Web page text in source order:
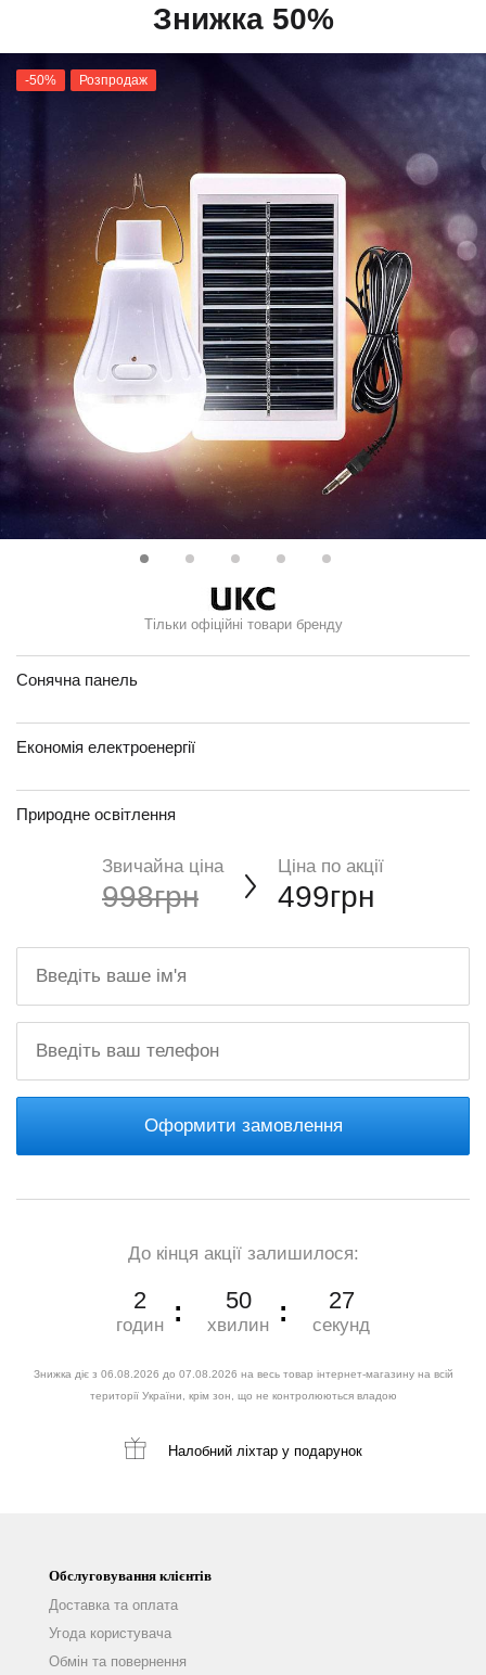
Знижка 50%
-50% Розпродаж
Тільки офіційні товари бренду
Сонячна панель
Економія електроенергії
Природне освітлення
Звичайна ціна
998грн
Ціна по акції
499грн
Оформити замовлення
До кінця акції залишилося:
2
годин
50
хвилин
25
секунд
Знижка діє з 06.08.2026 до 07.08.2026 на весь товар інтернет-магазину на всій
території України, крім зон, що не контролюються владою
Налобний ліхтару подарунок
Обслуговування клієнтів
Доставка та оплата
Угода користувача
Обмін та повернення